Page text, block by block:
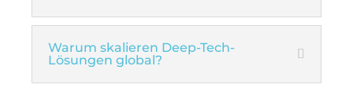
Warum skalieren Deep-Tech-
Lösungen global?